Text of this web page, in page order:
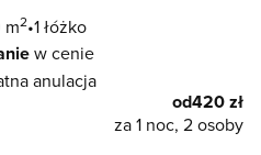
m2 1 łóżko
w cenie
anulacja
od420 zł
za 1 noc, 2 osoby